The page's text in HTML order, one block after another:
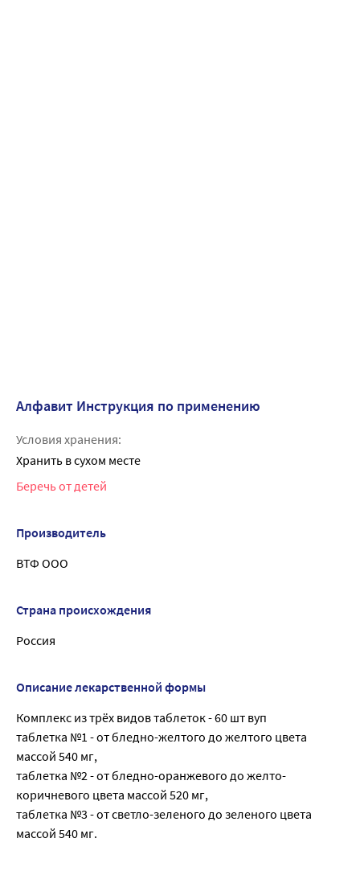
Алфавит Инструкция по применению
Условия хранения:
Хранить в сухом месте
Беречь от детей
Производитель
ВТФ ООО
Страна происхождения
Россия
Описание лекарственной формы
Комплекс из трёх видов таблеток - 60 шт вуп
таблетка №1 - от бледно-желтого до желтого цвета
массой 540 мг,
таблетка №2 - от бледно-оранжевого до желто-
коричневого цвета массой 520 мг,
таблетка №3 - от светло-зеленого до зеленого цвета
массой 540 мг.